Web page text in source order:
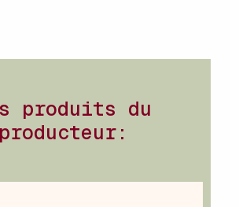
produits du
producteur: